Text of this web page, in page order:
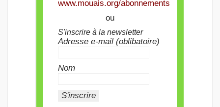
de bouger.
Maintenant, nous
ne vivons qu’à
quelques mètres
Ils nous coupent
www.mouais.org/abonnements
ou
S'inscrire à la newsletter
Adresse e-mail (oblibatoire)
Nom